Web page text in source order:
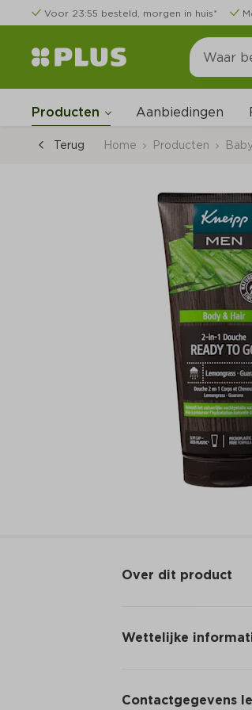
Voor 23:55 besteld, morgen in huis*
Producten Aanbiedingen
Terug Home Producten
Over dit product
Wettelijke
Contactgegevens